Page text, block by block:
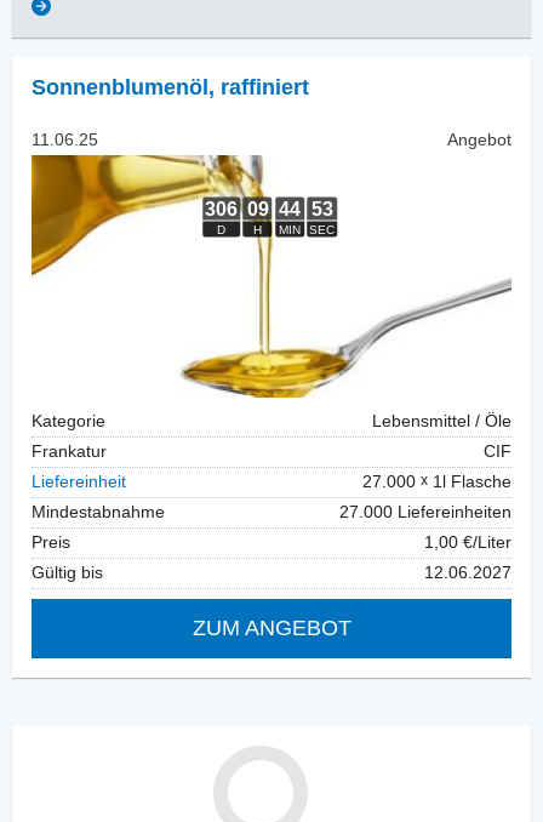
Sonnenblumenöl , raffiniert
11.06.25 Angebot
Kategorie
Lebensmittel / Öle
Frankatur
CIF
Liefereinheit
27.000
1l Flasche
Mindestabnahme
27.000 Liefereinheiten
Preis
1,00 €/Liter
Gültig bis
12.06.2027
ZUM ANGEBOT